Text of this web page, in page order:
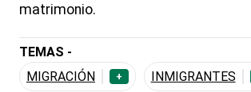
matrimonio.
TEMAS -
MIGRACIÓN
+ INMIGRANTES